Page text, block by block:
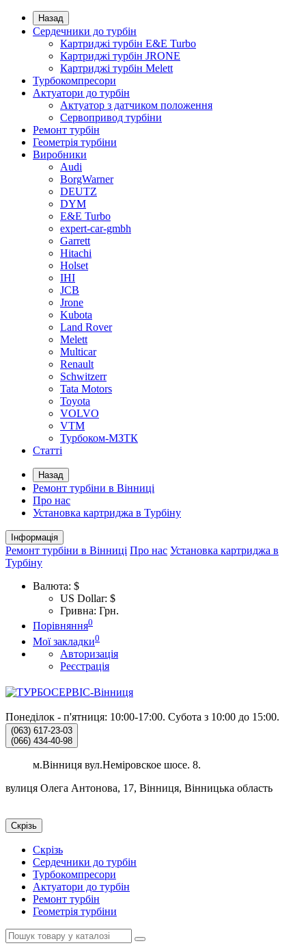
Назад
Сердечники до турбін
Картриджі турбін E&E Turbo
Картриджі турбін JRONE
Картриджі турбін Melett
Турбокомпресори
Актуатори до турбін
Актуатор з датчиком положення
Сервопривод турбіни
Ремонт турбін
Геометрія турбіни
Виробники
Audi
BorgWarner
DEUTZ
DYM
E&E Turbo
expert-car-gmbh
Garrett
Hitachi
Holset
IHI
JCB
Jrone
Kubota
Land Rover
Melett
Multicar
Renault
Schwitzerr
Tata Motors
Toyota
VOLVO
VTM
Турбоком-МЗТК
Статті
Назад
Ремонт турбіни в Вінниці
Про нас
Установка картриджа в Турбіну
Інформація
Ремонт турбіни в Вінниці Про нас Установка картриджа в
Турбіну
Валюта: $
US Dollar: $
Гривна: Грн.
Порівняння0
Мої закладки0
Авторизація
Реєстрація
Понеділок - п'ятниця: 10:00-17:00. Субота з 10:00 до 15:00.
(063) 617-23-03
(066) 434-40-98
м.Вінниця вул.Неміровское шосе. 8.
вулиця Олега Антонова, 17, Вінниця, Вінницька область
Скрізь
Скрізь
Сердечники до турбін
Турбокомпресори
Актуатори до турбін
Ремонт турбін
Геометрія турбіни